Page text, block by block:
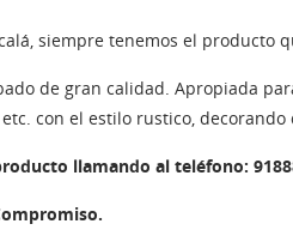
siempre tenemos el producto
de gran calidad. Apropiada
con el estilo rustico,
llamando al teléfono: